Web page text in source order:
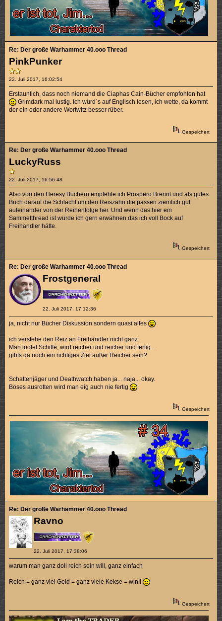
PinkPunker
22. Juli 2017, 16:02:54
Re: Der große Warhammer 40.ooo Thread
Erstaunlich, dass noch niemand die Ciaphas Cain-Bücher empfohlen hat
Grimdark mal lustig. Ich würd´s auf Englisch lesen, ich wette, da kommt
der ein oder andere Wortwitz besser rüber.
Gespeichert
LuckyRuss
22. Juli 2017, 16:56:48
Re: Der große Warhammer 40.ooo Thread
Also von den Heresy Büchern empfehle ich Prospero Brennt und als gutes
Buch darauf die Schlacht um den Reiszahn die passen ziemlich gut
aufeinander von der Reihenfolge her. Und wenn das hier ein
Sammelthread ist würde ich gern erwähnen das ich voll Bock auf
Freihändler hätte.
Gespeichert
Frostgeneral
22. Juli 2017, 17:12:36
Re: Der große Warhammer 40.ooo Thread
ja, nicht nur Bücher Diskussion sondern quasi alles
ich verstehe den Reiz an Freihändler nicht ganz.
Man lootet Schiffe, wird reicher und reicher und fertig...
gibts da noch ein richtiges Ziel außer Reicher sein?
Schattenjäger und Deathwatch haben ja... naja... okay.
Böses ausrotten wird man eig auch nie fertig
Gespeichert
Ravno
22. Juli 2017, 17:38:06
Re: Der große Warhammer 40.ooo Thread
warum man ganz doll reich sein will, ganz einfach
Reich = ganz viel Geld = ganz viele Kekse = win!!
Gespeichert